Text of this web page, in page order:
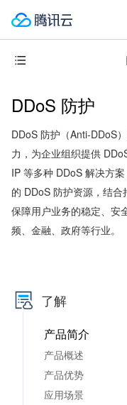
DDoS 防护
DDoS 防护（Anti-DDoS
力，为企业组织提供
IP 等多种 DDoS 解决方
的 DDoS 防护资源，结合
保障用户业务的稳定、安
频、金融、政府等行业。
了解
产品简介
产品概述
产品优势
应用场景